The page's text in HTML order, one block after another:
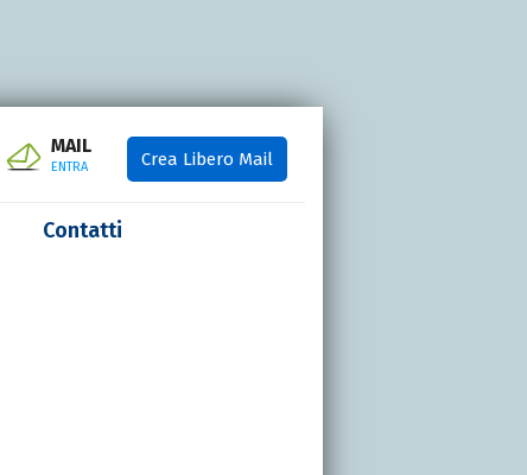
MAIL
ENTRA Crea Libero Mail
Contatti